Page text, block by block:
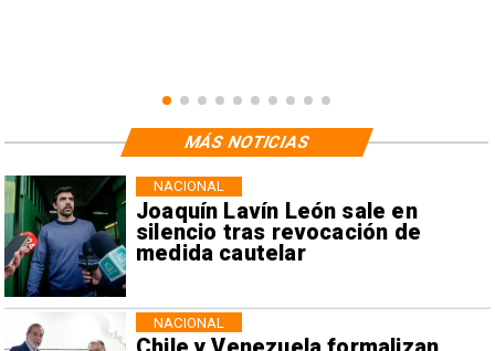
Joaquín Lavín León sale en
silencio tras revocación de
medida cautelar
NACIONAL
NACIONAL
MÁS NOTICIAS